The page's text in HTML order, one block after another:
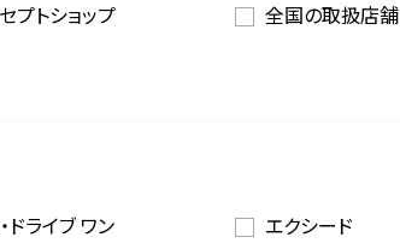
プトショップ
全国の取扱店舗
ドライブ ワン
エクシード